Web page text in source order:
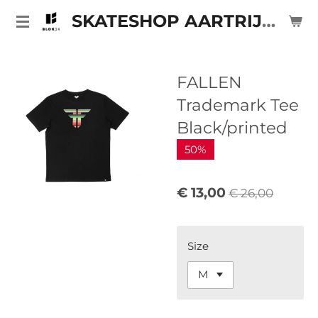
Ga
hoofdinhoud
SKATESHOP AARTRIJKE
FALLEN
Trademark Tee
Black/printed
50%
€ 13,00 € 26,00
Size